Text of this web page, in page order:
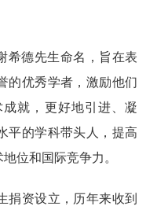
希德先生命名，旨在表
的优秀学者，激励他们
就，更好地引进、凝
平的学科带头人，提高
位和国际竞争力。
捐资设立，历年来收到